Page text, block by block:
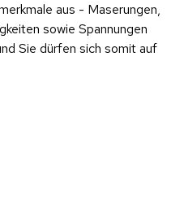
aus - Maserungen,
sowie Spannungen
Sie dürfen sich somit auf